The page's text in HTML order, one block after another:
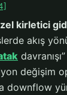
kirletici
akış
değişim
downflow